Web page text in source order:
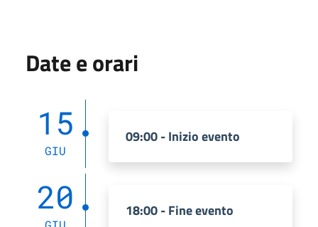
Date e orari
15
GIU
09:00 - Inizio evento
20 18:00 - Fine evento